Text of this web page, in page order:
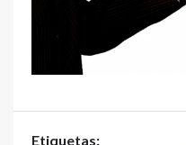
Etiquetas: